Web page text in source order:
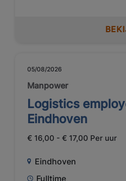
05/08/2026
Manpower
Logistics
Eindhoven
€ 16,00 - € 17,00 Per uur
Eindhoven
Fulltime